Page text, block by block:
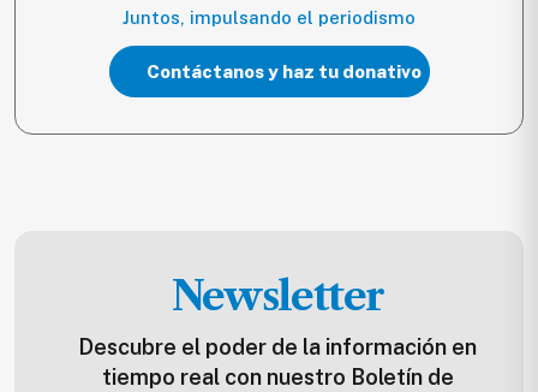
Juntos, impulsando el periodismo
Contáctanos y haz tu donativo
Newsletter
Descubre el poder de la información en
tiempo real con nuestro Boletín de